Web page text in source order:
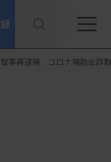
事再逮捕 コロナ補助金詐